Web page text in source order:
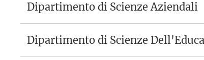
Dipartimento di Scienze Aziendali
Dipartimento di Scienze